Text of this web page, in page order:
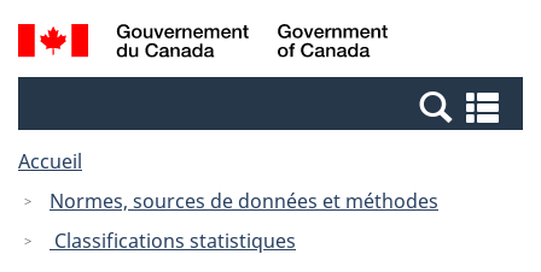
Passer
au
Passer
à
Canada
Recherche
et
et
Accueil
Normes, sources de données et méthodes
Classifications statistiques